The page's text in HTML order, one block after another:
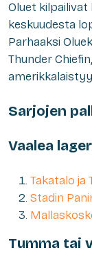
Oluet kilpailivat
keskuudesta
Parhaaksi
Thunder
Sarjojen
Vaalea lager
Takatalo ja
Stadin
Tumma tai